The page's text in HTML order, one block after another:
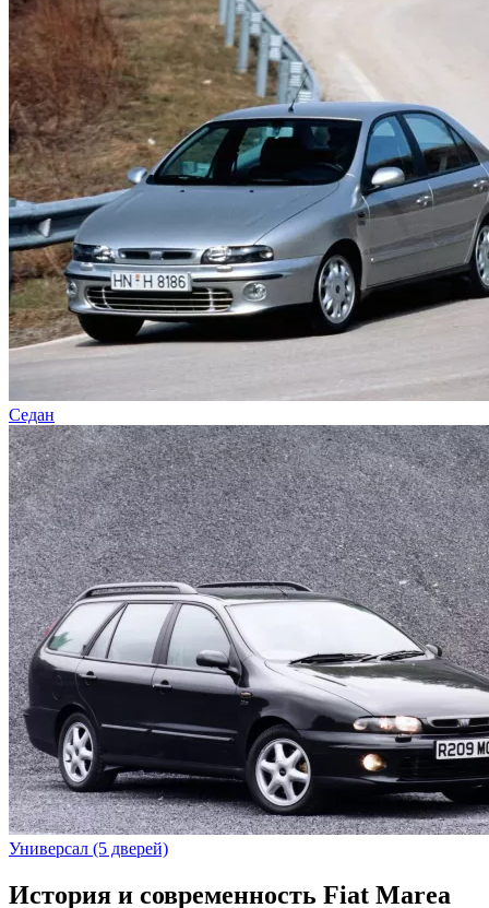
Седан
Универсал (5 дверей)
История и современность Fiat Marea